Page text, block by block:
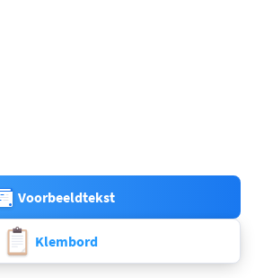
Voorbeeldtekst
Klembord